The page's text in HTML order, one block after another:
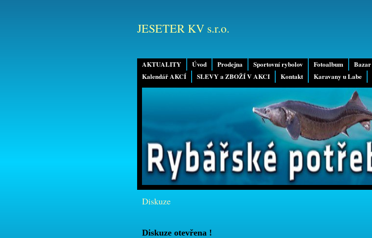
AKTUALITY Úvod Prodejna Sportovní rybolov Fotoalbum Bazar
Kalendář AKCÍ
SLEVY a ZBOŽÍ V AKCI Kontakt Karavany u Labe
JESETER KV s.r.o.
Diskuze
Diskuze otevřena !